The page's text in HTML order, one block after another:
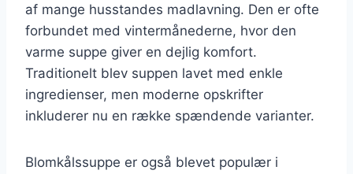
af mange husstandes madlavning. Den er ofte
forbundet med vintermånederne, hvor den
varme suppe giver en dejlig komfort.
Traditionelt blev suppen lavet med enkle
ingredienser, men moderne opskrifter
inkluderer nu en række spændende varianter.
Blomkålssuppe er også blevet populær i